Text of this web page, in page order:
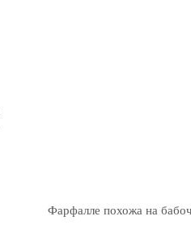
Фарфалле похожа на